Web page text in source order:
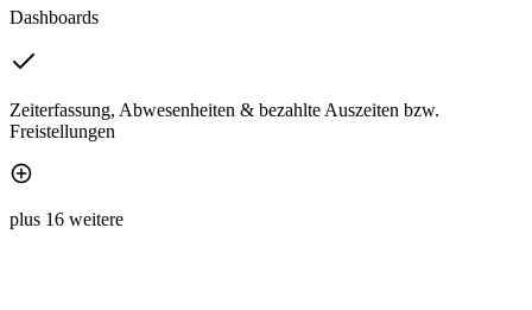
Dashboards
Zeiterfassung, Abwesenheiten & bezahlte Auszeiten bzw.
Freistellungen
plus 16 weitere